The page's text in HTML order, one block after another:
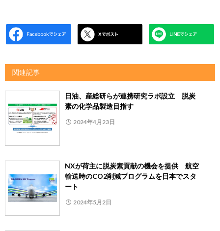
関連記事
日油、産総研らが連携研究ラボ設立 脱炭
素の化学品製造目指す
2024年4月23日
NXが荷主に脱炭素貢献の機会を提供 航空
輸送時のCO2削減プログラムを日本でスタ
ート
2024年5月2日